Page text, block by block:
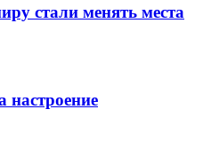
стали менять места
настроение